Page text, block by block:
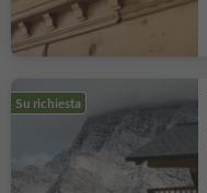
Su richiesta